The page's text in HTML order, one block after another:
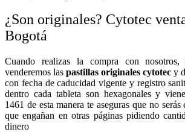
¿Son originales? Cytotec
Bogotá
Cuando realizas la compra con
venderemos las pastillas originales cytotec y
con fecha de caducidad vigente y registro
dentro cada tableta son hexagonales y
1461 de esta manera te aseguras que no serás
que engañan en otras páginas pidiendo
dinero